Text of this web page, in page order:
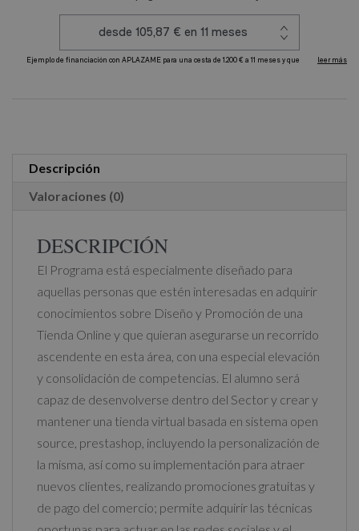
Tienda
Descripción
Valoraciones (0)
DESCRIPCIÓN
El Programa está especialmente diseñado para
aquellas personas que estén interesadas en adquirir
conocimientos sobre Diseño y Promoción de una
Tienda Online y que quieran asegurarse un recorrido
ascendente en esta área, con una especial elevación
y consolidación de competencias. El alumno será
capaz de desenvolverse dentro del Sector y crear y
mantener una tienda virtual basada en sistema open
source, prestashop, incluyendo la personalización de
la misma, así como su implementación para atraer
nuevos clientes, realizando promociones gratuitas y
de pago del comercio; permite adquirir las técnicas